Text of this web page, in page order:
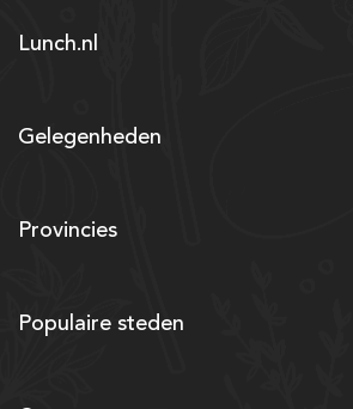
Lunch.nl
Gelegenheden
Provincies
Populaire steden